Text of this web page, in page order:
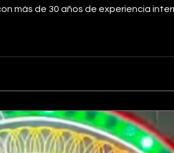
más de 30 años de experiencia